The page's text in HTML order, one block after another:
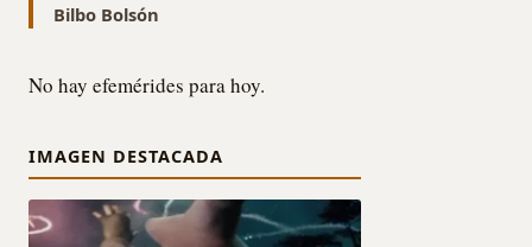
Bilbo Bolsón
No hay efemérides para hoy.
IMAGEN DESTACADA